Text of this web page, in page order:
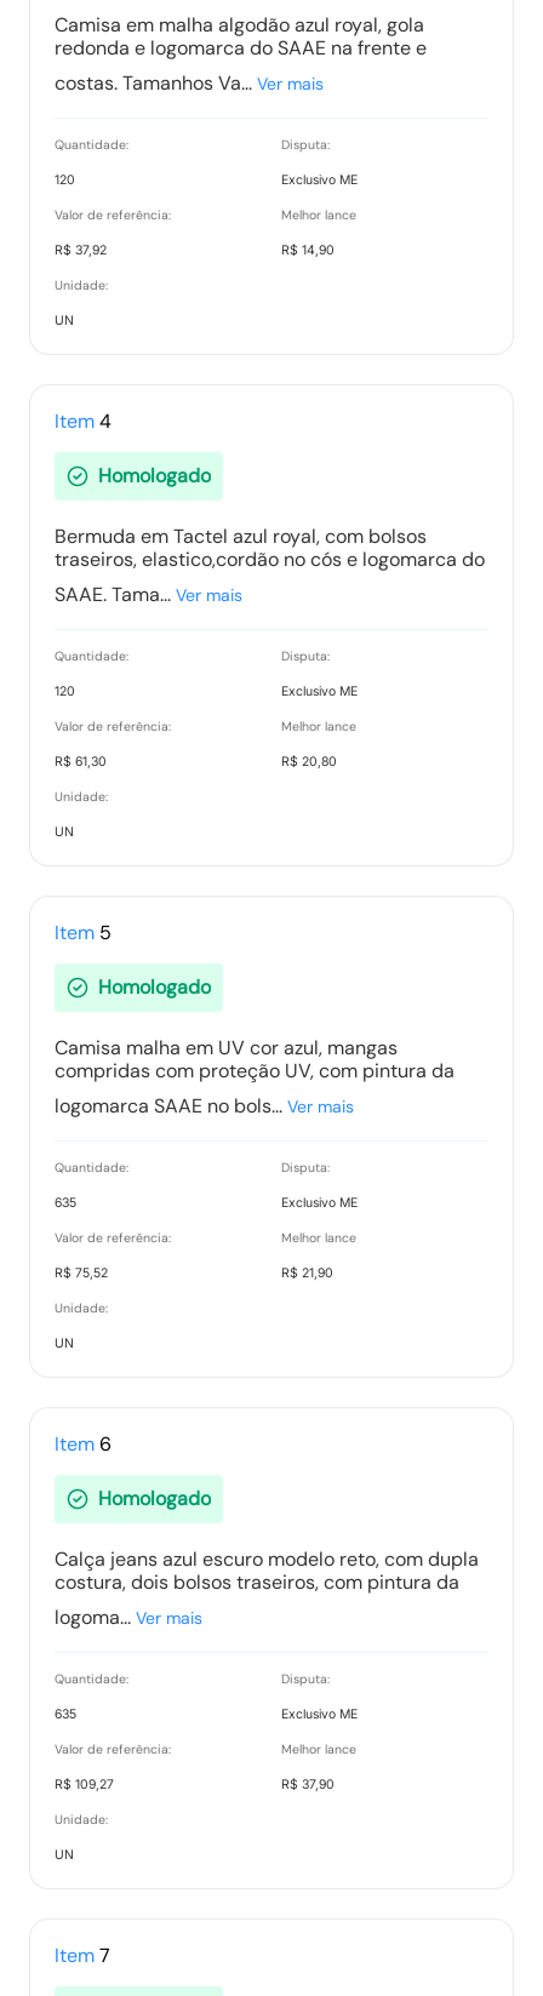
Camisa em malha algodão azul royal, gola
redonda e logomarca do SAAE na frente e
costas. Tamanhos Va... Ver mais
Quantidade:
120
Disputa:
Exclusivo ME
Valor de referência:
R$ 37,92
Melhor lance
R$ 14,90
Unidade:
UN
Item4
Homologado
Bermuda em Tactel azul royal, com bolsos
traseiros, elastico,cordão no cós e logomarca do
SAAE. Tama... Ver mais
Quantidade:
120
Disputa:
Exclusivo ME
Valor de referência:
R$ 61,30
Melhor lance
R$ 20,80
Unidade:
UN
Item 5
Homologado
Camisa malha em UV cor azul, mangas
compridas com proteção UV, com pintura da
logomarca SAAE no bols... Ver mais
Quantidade:
635
Disputa:
Exclusivo ME
Valor de referência:
R$ 75,52
Melhor lance
R$ 21,90
Unidade:
UN
Item6
Homologado
Calça jeans azul escuro modelo reto, com dupla
costura, dois bolsos traseiros, com pintura da
logoma... Ver mais
Quantidade:
635
Disputa:
Exclusivo ME
Valor de referência:
R$ 109,27
Melhor lance
R$ 37,90
Unidade:
UN
Item7